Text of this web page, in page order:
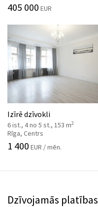
405 000 EUR
Izīrē dzīvokli
6 ist., 4 no 5 st., 153 m2
Rīga, Centrs
1 400 EUR / mēn.
Dzīvojamās platības